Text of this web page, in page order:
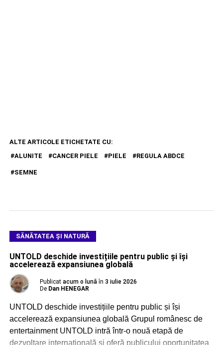
ALTE ARTICOLE ETICHETATE CU:
ALUNITE
CANCER PIELE PIELE REGULA ABDCE
SEMNE
SĂNĂTATEA ȘI NATURĂ
UNTOLD deschide investițiile pentru public și își
accelerează expansiunea globală
Publicat acum o lună în 3 iulie 2026
De Dan HENEGAR
UNTOLD deschide investițiile pentru public și își
accelerează expansiunea globală Grupul românesc de
entertainment UNTOLD intră într-o nouă etapă de
dezvoltare internațională și oferă publicului oportunitatea